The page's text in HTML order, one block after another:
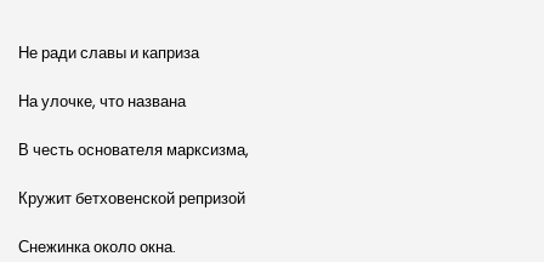
Не ради славы и каприза
На улочке, что названа
В честь основателя марксизма,
Кружит бетховенской репризой
Снежинка около окна.